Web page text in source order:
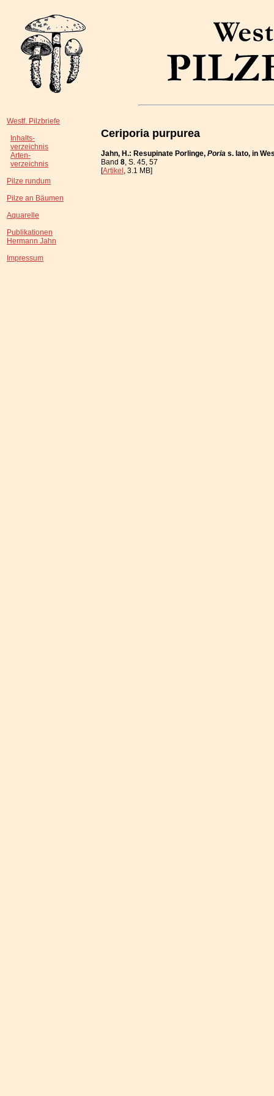
Westf. Pilzbriefe
Inhalts-
verzeichnis
Arten-
verzeichnis
Pilze rundum
Pilze an Bäumen
Aquarelle
Publikationen
Hermann Jahn
Impressum
Ceriporia purpurea
Jahn, H.: Resupinate Porlinge, Poria s. lato, in
Band 8, S. 45, 57
[Artikel, 3.1 MB]